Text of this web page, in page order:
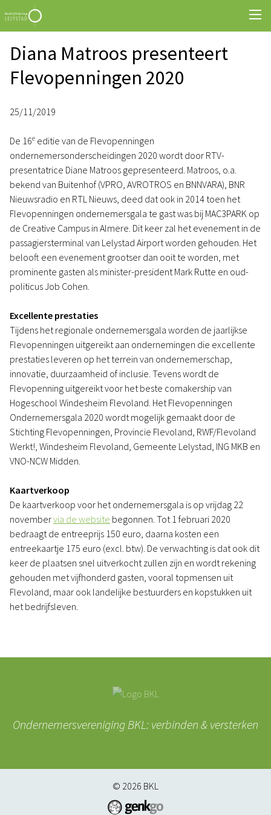
Diana Matroos presenteert
Flevopenningen 2020
25/11/2019
De 16e editie van de Flevopenningen
ondernemersonderscheidingen 2020 wordt door RTV-
presentatrice Diane Matroos gepresenteerd. Matroos, o.a.
bekend van Buitenhof (VPRO, AVROTROS en BNNVARA), BNR
Nieuwsradio en RTL Nieuws, deed dat ook in 2014 toen het
Flevopenningen ondernemersgala te gast was bij MAC3PARK op
de Creative Campus in Almere. Dit keer zal het evenement in de
passagiersterminal van Lelystad Airport worden gehouden. Het
belooft een evenement grootser dan ooit te worden, met
prominente gasten als minister-president Mark Rutte en oud-
politicus Job Cohen.
Excellente prestaties
Tijdens het regionale ondernemersgala worden de jaarlijkse
Flevopenningen uitgereikt aan ondernemingen die excellente
prestaties leveren op het terrein van ondernemerschap,
innovatie, duurzaamheid of inclusie. Tevens wordt de
Flevopenning uitgereikt voor het beste comakership van
Hogeschool Windesheim Flevoland. Het Flevopenningen
Ondernemersgala 2020 wordt mogelijk gemaakt door de
Stichting Flevopenningen, Provincie Flevoland, RWF/Flevoland
Werkt!, Windesheim Flevoland, Gemeente Lelystad, ING MKB en
VNO-NCW Midden.
Kaartverkoop
De kaartverkoop voor het ondernemersgala is op vrijdag 22
novembervia de website begonnen. Tot 1 februari 2020
bedraagt de entreeprijs 150 euro, daarna kosten een
entreekaartje 175 euro (excl. btw). De verwachting is dat ook dit
keer de plaatsen snel uitverkocht zullen zijn en wordt rekening
gehouden met vijfhonderd gasten, vooral topmensen uit
Flevoland, maar ook landelijke bestuurders en kopstukken uit
het bedrijfsleven.
Ondernemersvereniging BKL: verbinden & versterken
© 2026 BKL